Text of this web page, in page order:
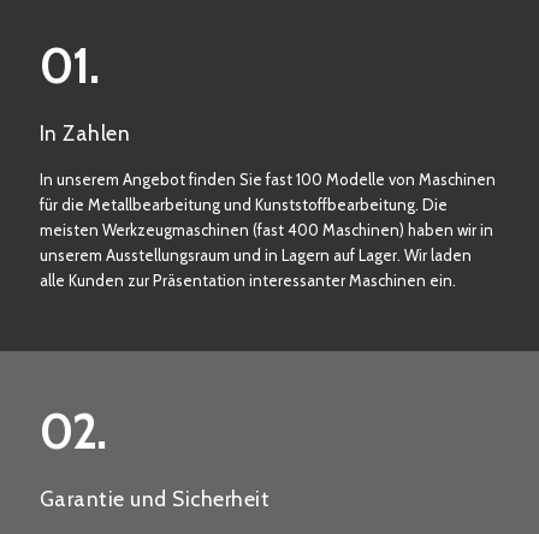
01.
In Zahlen
In unserem Angebot finden Sie fast 100 Modelle von Maschinen
für die Metallbearbeitung und Kunststoffbearbeitung. Die
meisten Werkzeugmaschinen (fast 400 Maschinen) haben wir in
unserem Ausstellungsraum und in Lagern auf Lager. Wir laden
alle Kunden zur Präsentation interessanter Maschinen ein.
02.
Garantie und Sicherheit